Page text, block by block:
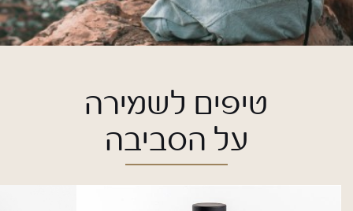
טיפים לשמירה
על הסביבה